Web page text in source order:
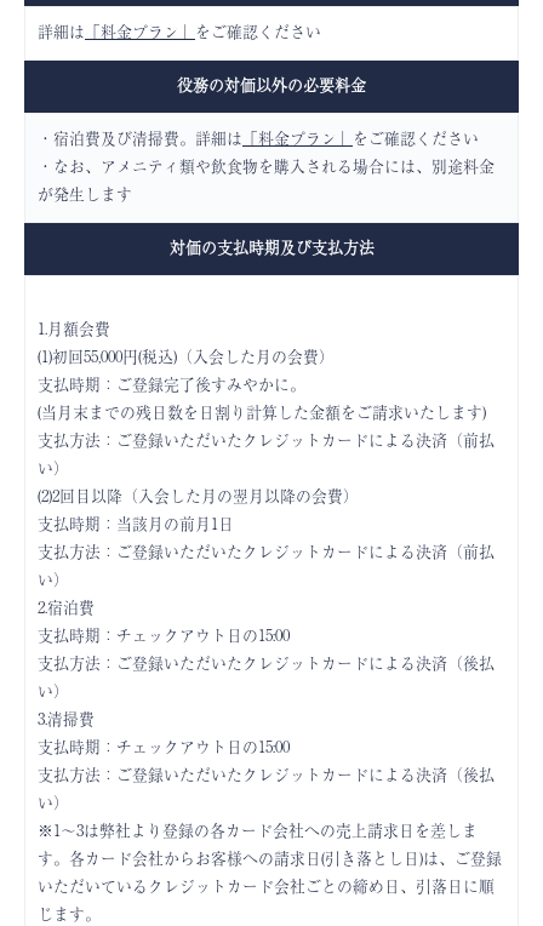
詳細は 「料金プラン」 をご確認ください
役務の対価以外の必要料金
・宿泊費及び清掃費。詳細は 「料金プラン」
をご確認ください
・なお、アメニティ類や飲食物を購入される場合には、別途料金
が発生します
対価の支払時期及び支払方法
1.月額会費
(1)初回55,000円(税込)（入会した月の会費）
支払時期：ご登録完了後すみやかに。
(当月末までの残日数を日割り計算した金額をご請求いたします)
支払方法：ご登録いただいたクレジットカードによる決済（前払
い）
(2)2回目以降（入会した月の翌月以降の会費）
支払時期：当該月の前月1日
支払方法：ご登録いただいたクレジットカードによる決済（前払
い）
2.宿泊費
支払時期：チェックアウト日の15:00
支払方法：ご登録いただいたクレジットカードによる決済（後払
い）
3.清掃費
支払時期：チェックアウト日の15:00
支払方法：ご登録いただいたクレジットカードによる決済（後払
い）
※1～3は弊社より登録の各カード会社への売上請求日を差しま
す。各カード会社からお客様への請求日(引き落とし日)は、ご登録
いただいているクレジットカード会社ごとの締め日、引落日に順
じます。